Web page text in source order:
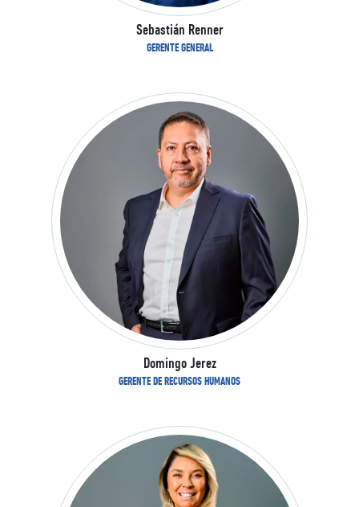
Sebastián Renner
GERENTE GENERAL
Domingo Jerez
GERENTE DE RECURSOS HUMANOS